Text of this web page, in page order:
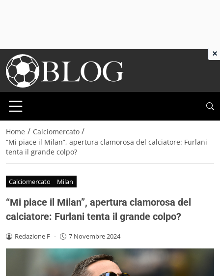
Home / Calciomercato /
“Mi piace il Milan”, apertura clamorosa del calciatore: Furlani
tenta il grande colpo?
Calciomercato Milan
“Mi piace il Milan”, apertura clamorosa del
calciatore: Furlani tenta il grande colpo?
Redazione F - 7 Novembre 2024
×